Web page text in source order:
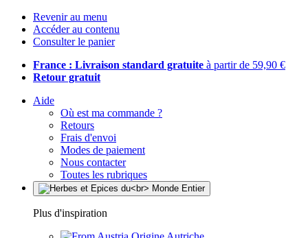
Revenir au menu
Accéder au contenu
Consulter le panier
France : Livraison standard gratuite à partir de 59,90 €
Retour gratuit
Aide
Où est ma commande ?
Retours
Frais d'envoi
Modes de paiement
Nous contacter
Toutes les rubriques
Plus d'inspiration